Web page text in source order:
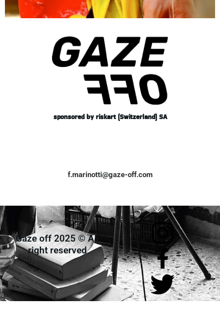
sponsored by riskart (Switzerland) SA
f.marinotti@gaze-off.com
Gaze off 2025 © All
right reserved